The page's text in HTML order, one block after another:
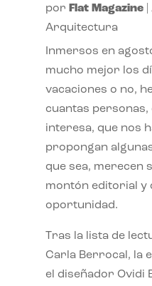
por Flat Magazine|
Arquitectura
Inmersos en
mucho mejor los
vacaciones o no,
cuantas
interesa, que nos
propongan
que sea, merecen
montón editorial y
oportunidad.
Tras la lista de
Carla Berrocal, la
el diseñador Ovidi